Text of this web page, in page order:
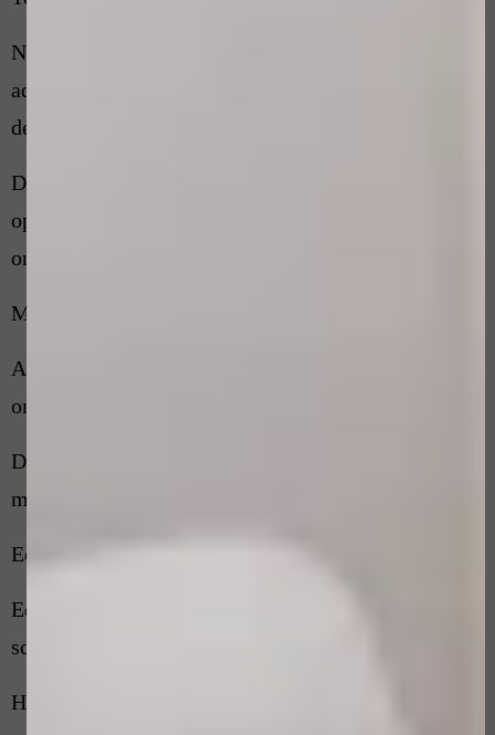
Naam van de schoonheidsspecialist met
adresgegevens. Datum behandeling, behandeling en
de klacht.
De klachtenfunctionaris vraagt u om de klacht kort
op papier te zetten en kan u hier desnoods bij
ondersteunen.
Mogelijkheden van afhandeling van de klacht
Aansluitend zal de klachtenfunctionaris u een van
onderstaande mogelijkheden aanbieden:
De klachtenfunctionaris heeft de volgende
mogelijkheden:
Een onafhankelijk advies voor u als klager.
Een onafhankelijk advies voor de
schoonheidsspecialist
Het initiëren van een driegesprek tussen u, de